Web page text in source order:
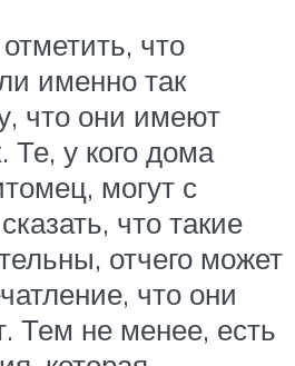
что
именно так
что они имеют
Те, у кого дома
могут с
что такие
отчего может
что они
Тем не менее, есть